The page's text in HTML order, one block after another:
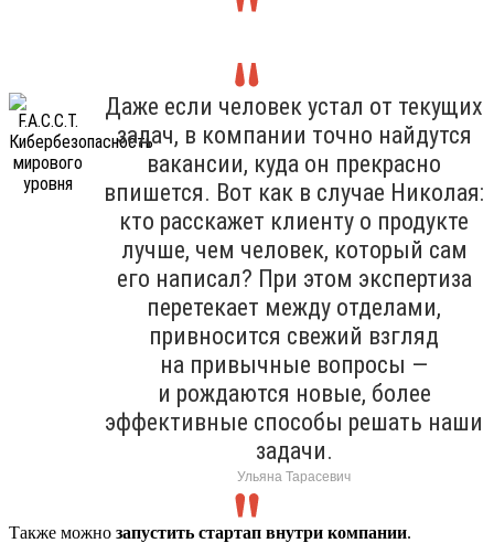
Даже если человек устал от текущих
задач, в компании точно найдутся
вакансии, куда он прекрасно
впишется. Вот как в случае Николая:
кто расскажет клиенту о продукте
лучше, чем человек, который сам
его написал? При этом экспертиза
перетекает между отделами,
привносится свежий взгляд
на привычные вопросы —
и рождаются новые, более
эффективные способы решать наши
задачи.
Ульяна Тарасевич
Также можно запустить стартап внутри компании.